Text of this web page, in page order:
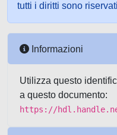
tutti i diritti sono
Informazioni
Utilizza questo
a questo documento:
https://